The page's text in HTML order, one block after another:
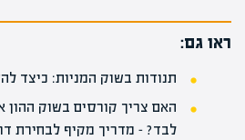
ראו גם:
תנודות בשוק המניות: כיצד
האם צריך קורסים בשוק ההון
לבד? – מדריך מקיף לבחירת